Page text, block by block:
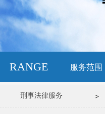
RANGE 服务范围
刑事法律服务